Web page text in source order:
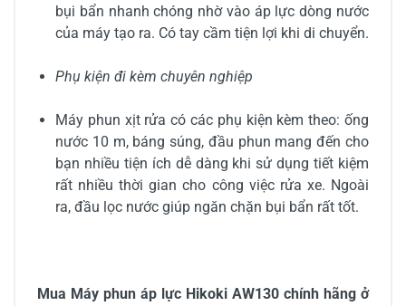
bụi bẩn nhanh chóng nhờ vào áp lực dòng nước
của máy tạo ra. Có tay cầm tiện lợi khi di chuyển.
Phụ kiện đi kèm chuyên nghiệp
Máy phun xịt rửa có các phụ kiện kèm theo: ống
nước 10 m, báng súng, đầu phun mang đến cho
bạn nhiều tiện ích dễ dàng khi sử dụng tiết kiệm
rất nhiều thời gian cho công việc rửa xe. Ngoài
ra, đầu lọc nước giúp ngăn chặn bụi bẩn rất tốt.
Mua Máy phun áp lực Hikoki AW130 chính hãng ở